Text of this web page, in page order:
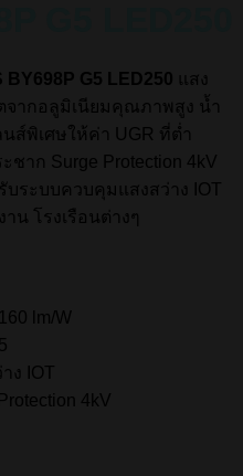
BY698P G5 LED250 แสง
จากอลูมิเนียมคุณภาพสูง น้ำ
ส์พิเศษให้ค่า UGR ที่ต่ำ
ชาก Surge Protection 4kV
ระบบควบคุมแสงสว่าง IOT
น โรงเรือนต่างๆ
160 lm/W
ง IOT
4kV